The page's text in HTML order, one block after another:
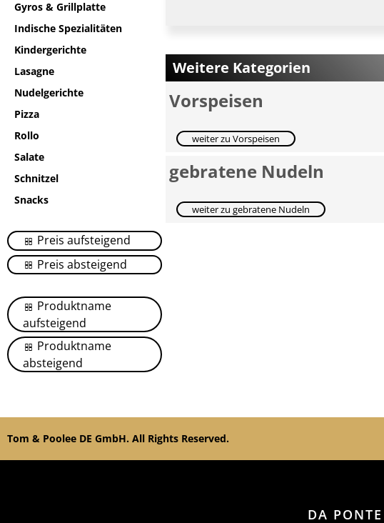
Gyros & Grillplatte
Indische Spezialitäten
Kindergerichte
Lasagne
Nudelgerichte
Pizza
Rollo
Salate
Schnitzel
Snacks
Preis aufsteigend
Preis absteigend
Produktname
aufsteigend
Produktname
absteigend
Weitere Kategorien
Vorspeisen
weiter zu Vorspeisen
gebratene Nudeln
weiter zu gebratene Nudeln
Tom & Poolee DE GmbH. All Rights Reserved.
DA PONTE